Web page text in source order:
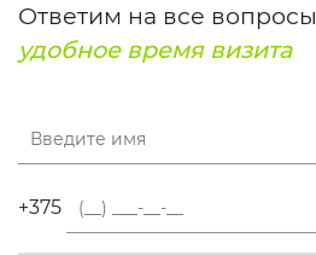
Ответим на все вопросы
удобное время визита
+375